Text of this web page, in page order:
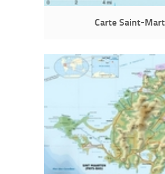
Carte Saint-